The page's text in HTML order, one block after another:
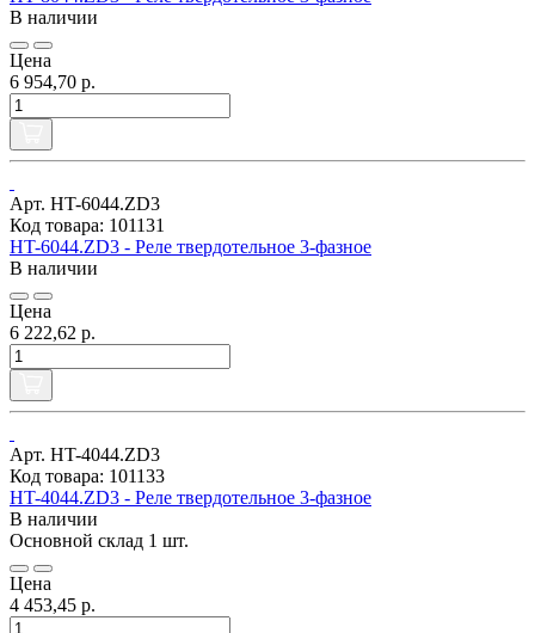
В наличии
Цена
6 954,70 р.
Арт. HT-6044.ZD3
Код товара: 101131
HT-6044.ZD3 - Реле твердотельное 3-фазное
В наличии
Цена
6 222,62 р.
Арт. HT-4044.ZD3
Код товара: 101133
HT-4044.ZD3 - Реле твердотельное 3-фазное
В наличии
Основной склад 1 шт.
Цена
4 453,45 р.